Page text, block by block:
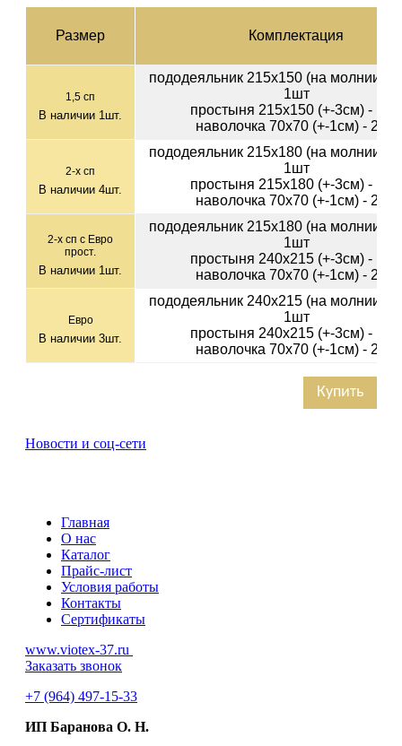
Раз­мер Ком­плек­тация
1,5 сп
В наличии 1шт.
пододеяльник 215х150 (на молнии)
1шт
простыня 215х150 (+-3см) - 1шт
наволочка 70х70 (+-1см) - 2шт
2-х сп
В наличии 4шт.
пододеяльник 215х180 (на молнии)
1шт
простыня 215х180 (+-3см) - 1шт
наволочка 70х70 (+-1см) - 2шт
2-х сп с Евро
прост.
В наличии 1шт.
пододеяльник 215х180 (на молнии)
1шт
простыня 240х215 (+-3см) - 1шт
наволочка 70х70 (+-1см) - 2шт
Евро
В наличии 3шт.
пододеяльник 240х215 (на молнии)
1шт
простыня 240х215 (+-3см) - 1шт
наволочка 70х70 (+-1см) - 2шт
Купить
Новости и соц-сети
Главная
О нас
Каталог
Прайс-лист
Условия работы
Контакты
Сертификаты
www.viotex-37.ru
Заказать звонок
+7 (964) 497-15-33
ИП Баранова О. Н.